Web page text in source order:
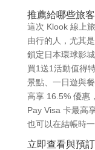
推薦給哪些旅客
這次 Klook 線上
由行的人，尤其
鎖定日本環球影
買1送1活動值得
景點、一日遊與
高享 16.5% 優惠
Pay Visa 卡最高
也可以在結帳時一
立即查看與預訂